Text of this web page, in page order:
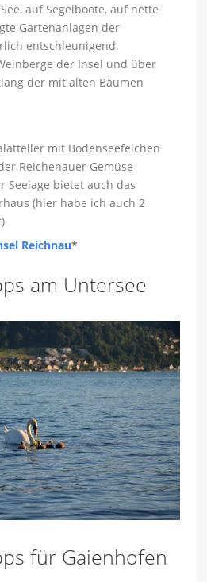
auf Segelboote, auf nette
Gartenanlagen der
entschleunigend.
der Insel und über
der mit alten Bäumen
mit Bodenseefelchen
Reichenauer Gemüse
Seelage bietet auch das
(hier habe ich auch 2
Reichnau*
am Untersee
für Gaienhofen